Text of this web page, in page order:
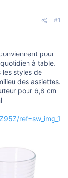
#1
pour
quotidien à table.
les styles de
des assiettes.
pour 6,8 cm
ref=sw_img_1